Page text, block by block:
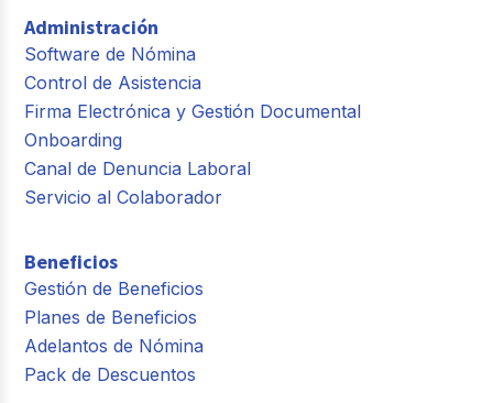
Administración
Software de Nómina
Control de Asistencia
Firma Electrónica y Gestión Documental
Onboarding
Canal de Denuncia Laboral
Servicio al Colaborador
Beneficios
Gestión de Beneficios
Planes de Beneficios
Adelantos de Nómina
Pack de Descuentos